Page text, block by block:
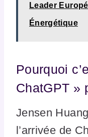
Leader
Énergétique
Pourquoi
ChatGPT »
Jensen
l’arrivée de